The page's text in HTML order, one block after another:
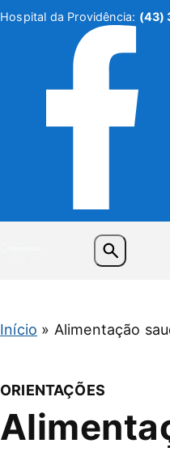
Hospital da Providência: (43)
Início » Alimentação
ORIENTAÇÕES